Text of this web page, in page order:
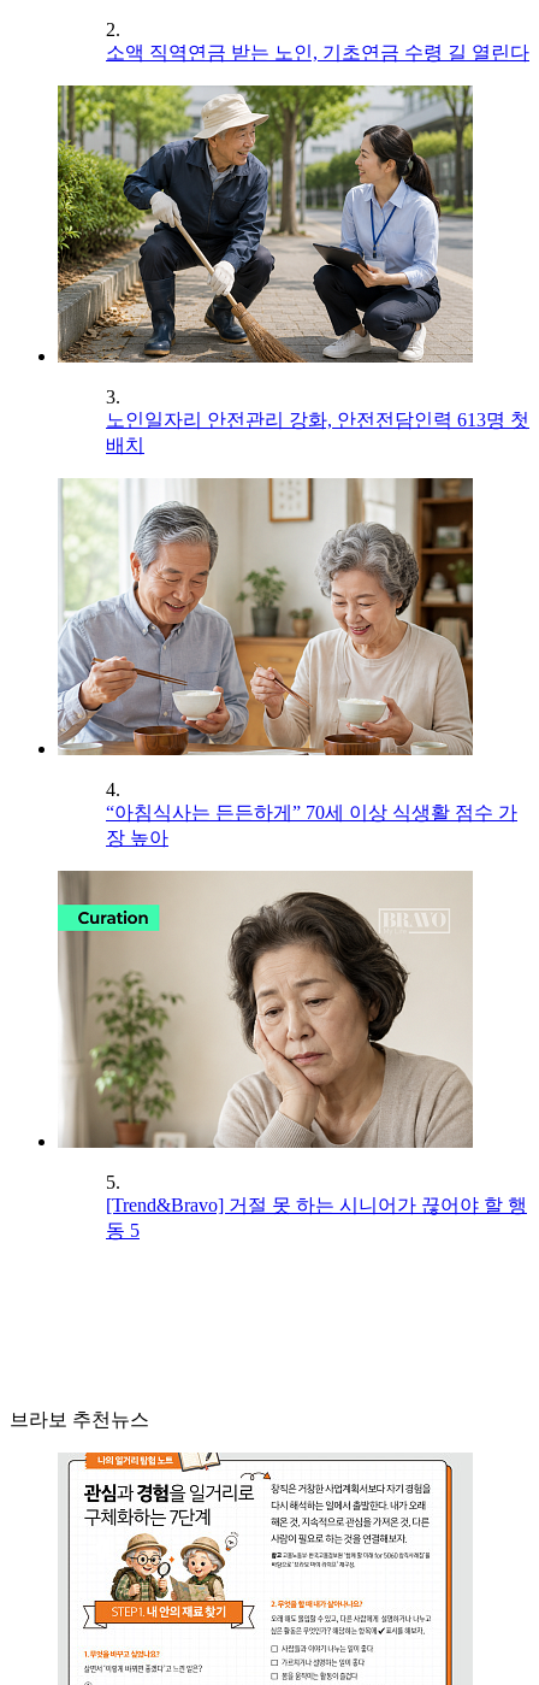
2.
소액 직역연금 받는 노인, 기초연금 수령 길 열린다
3.
노인일자리 안전관리 강화, 안전전담인력 613명 첫
배치
4.
“아침식사는 든든하게” 70세 이상 식생활 점수 가
장 높아
5.
[Trend&Bravo] 거절 못 하는 시니어가 끊어야 할 행
동 5
브라보 추천뉴스